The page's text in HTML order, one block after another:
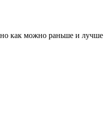
как можно раньше и лучше